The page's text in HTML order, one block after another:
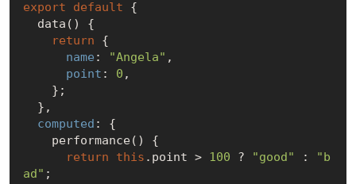
export default {
return {
name : "Angela" ,
point : 0 ,
computed : {
return
this .point > 100 ? "good" :
"b
ad" ;